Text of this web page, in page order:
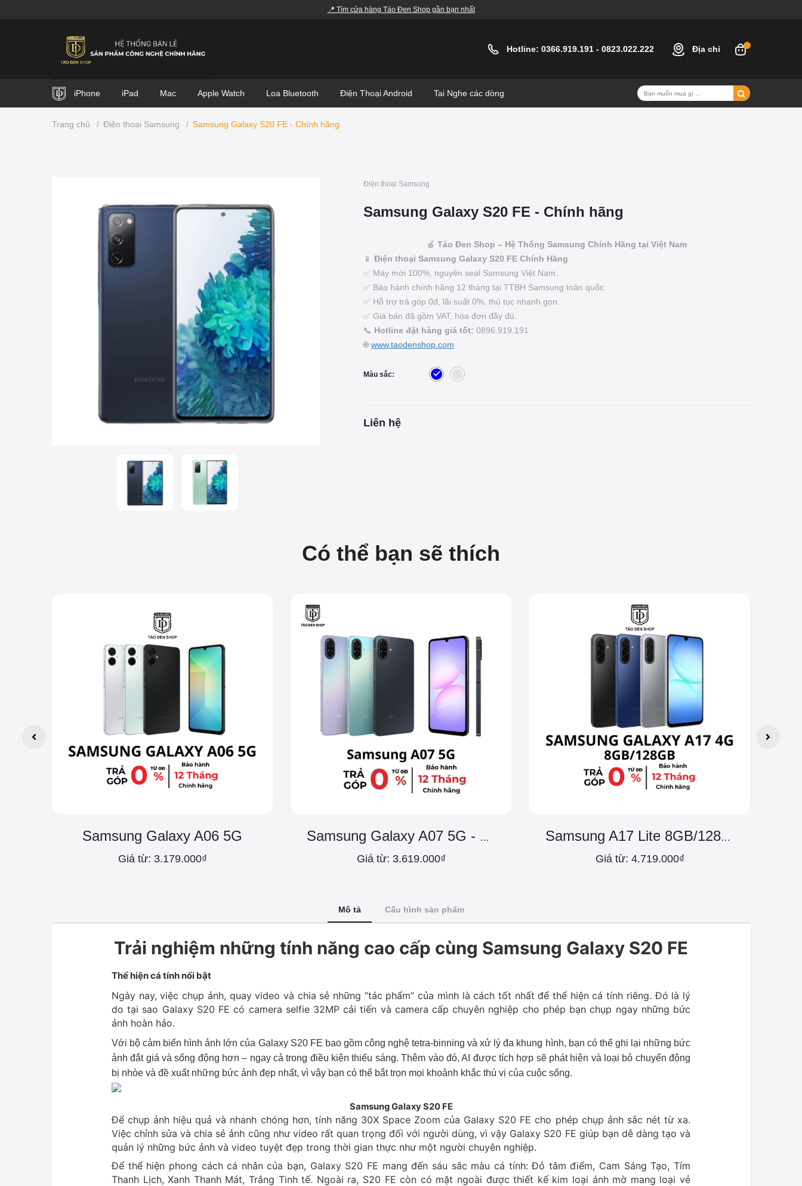
📍 Tìm cửa hàng Táo Đen Shop gần bạn nhất
Hotline: 0366.919.191 - 0823.022.222 Địa chỉ
iPhone iPad Mac Apple Watch Loa Bluetooth Điện Thoại Android Tai Nghe các dòng
Trang chủ / Điện thoại Samsung / Samsung Galaxy S20 FE - Chính hãng
Điện thoại Samsung
Samsung Galaxy S20 FE - Chính hãng
🍎 Táo Đen Shop – Hệ Thống Samsung Chính Hãng tại Việt Nam
📱 Điện thoại Samsung Galaxy S20 FE Chính Hãng
✅ Máy mới 100%, nguyên seal Samsung Việt Nam.
✅ Bảo hành chính hãng 12 tháng tại TTBH Samsung toàn quốc.
✅ Hỗ trợ trả góp 0đ, lãi suất 0%, thủ tục nhanh gọn.
✅ Giá bán đã gồm VAT, hóa đơn đầy đủ.
📞 Hotline đặt hàng giá tốt: 0896.919.191
🌐www.taodenshop.com
Màu sắc:
Liên hệ
Có thể bạn sẽ thích
Samsung Galaxy A06 5G
Giá từ: 3.179.000₫
Samsung Galaxy A07 5G - Chính Hãng
Giá từ: 3.619.000₫
Samsung A17 Lite 8GB/128GB Chính Hãng
Giá từ: 4.719.000₫
Mô tả Cấu hình sản phẩm
Trải nghiệm những tính năng cao cấp cùng Samsung Galaxy S20 FE
Thể hiện cá tính nổi bật
Ngày nay, việc chụp ảnh, quay video và chia sẻ những “tác phẩm” của mình là cách tốt nhất để thể hiện cá tính riêng. Đó là lý
do tại sao Galaxy S20 FE có camera selfie 32MP cải tiến và camera cấp chuyên nghiệp cho phép bạn chụp ngay những bức
ảnh hoàn hảo.
Với bộ cảm biến hình ảnh lớn của Galaxy S20 FE bao gồm công nghệ tetra-binning và xử lý đa khung hình, bạn có thể ghi lại những bức
ảnh đắt giá và sống động hơn – ngay cả trong điều kiện thiếu sáng. Thêm vào đó, AI được tích hợp sẽ phát hiện và loại bỏ chuyển động
bị nhòe và đề xuất những bức ảnh đẹp nhất, vì vậy bạn có thể bắt trọn mọi khoảnh khắc thú vị của cuộc sống.
Samsung Galaxy S20 FE
Để chụp ảnh hiệu quả và nhanh chóng hơn, tính năng 30X Space Zoom của Galaxy S20 FE cho phép chụp ảnh sắc nét từ xa.
Việc chỉnh sửa và chia sẻ ảnh cũng như video rất quan trọng đối với người dùng, vì vậy Galaxy S20 FE giúp bạn dễ dàng tạo và
quản lý những bức ảnh và video tuyệt đẹp trong thời gian thực như một người chuyên nghiệp.
Để thể hiện phong cách cá nhân của bạn, Galaxy S20 FE mang đến sáu sắc màu cá tính: Đỏ tâm điểm, Cam Sáng Tạo, Tím
Thanh Lịch, Xanh Thanh Mát, Trắng Tinh tế. Ngoài ra, S20 FE còn có mặt ngoài được thiết kế kim loại ánh mờ mang loại vẻ